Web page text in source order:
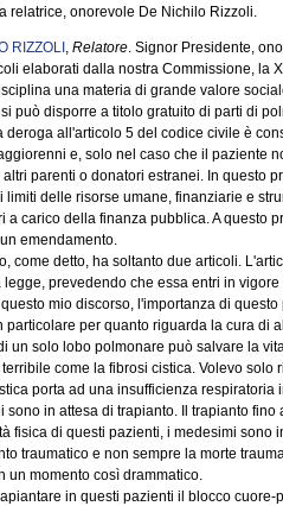
relatrice, onorevole De Nichilo Rizzoli.
RIZZOLI , Relatore. Signor Presidente,
elaborati dalla nostra Commissione, la
una materia di grande valore
può disporre a titolo gratuito di parti di
deroga all'articolo 5 del codice civile è
e, solo nel caso che il paziente
parenti o donatori estranei. In questo
limiti delle risorse umane, finanziarie e
a carico della finanza pubblica. A questo
emendamento.
come detto, ha soltanto due articoli.
prevedendo che essa entri in
mio discorso, l'importanza di
particolare per quanto riguarda la cura di
un solo lobo polmonare può salvare la
come la fibrosi cistica. Volevo
porta ad una insufficienza
sono in attesa di trapianto. Il trapianto
fisica di questi pazienti, i medesimi
traumatico e non sempre la morte
un momento così drammatico.
in questi pazienti il blocco